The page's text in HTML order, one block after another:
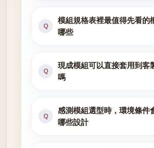
Q
模組規格表裡最值得先看的
哪些
Q
現成模組可以直接套用到客
嗎
Q
感測模組選型時，環境條件
哪些設計